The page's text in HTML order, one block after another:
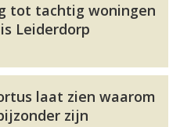
tot tachtig woningen
Leiderdorp
laat zien waarom
zijn